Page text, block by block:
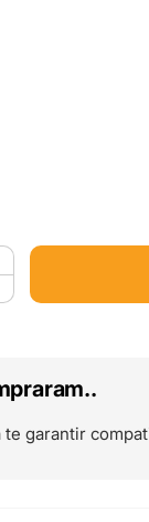
garantir